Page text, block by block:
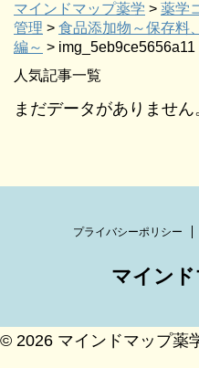
マインドマップ薬学 > 薬学
管理 > 食品添加物～保存料
編～ > img_5eb9ce5656a11
人気記事一覧
まだデータがありません
プライバシーポリシー
マイン
© 2026 マインドマップ薬